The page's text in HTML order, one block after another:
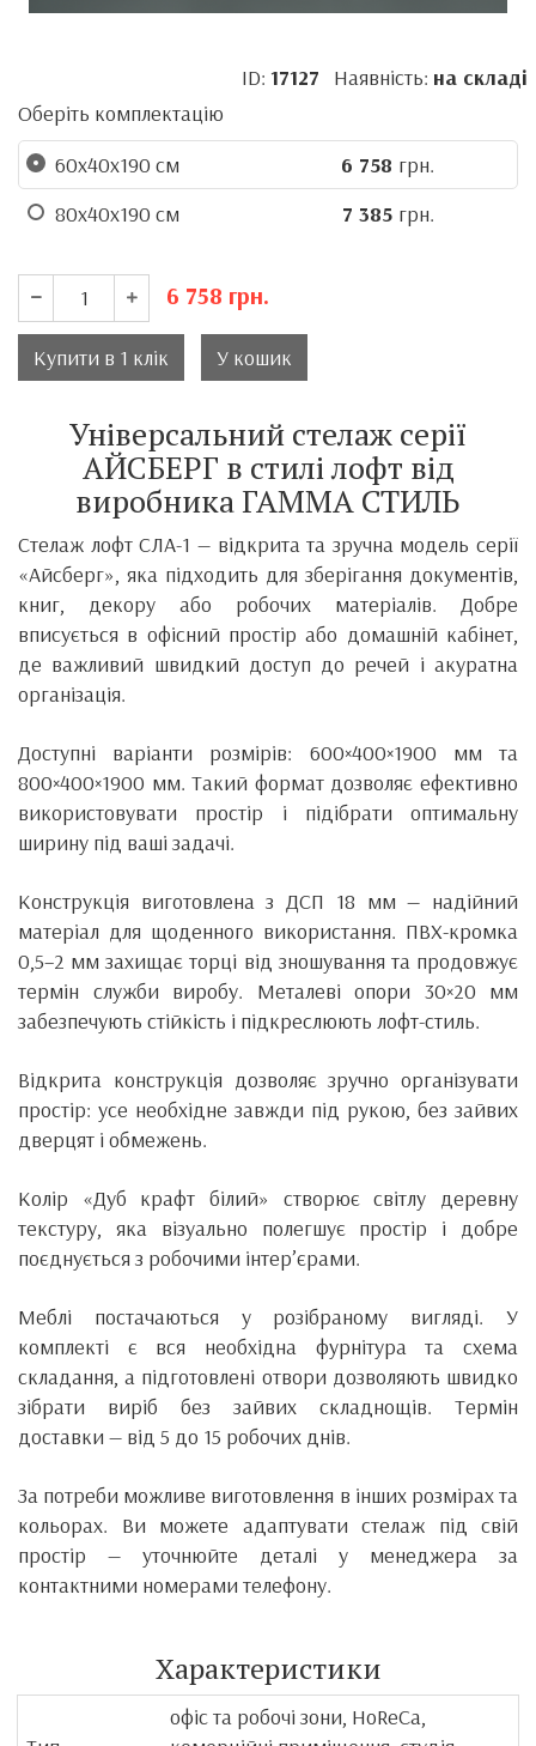
ID: 17127 Наявність: на складі
Оберіть комплектацію
60x40x190 см
6 758 грн.
80x40x190 см
7 385 грн.
6 758 грн.
Купити в 1 клік У кошик
Універсальний стелаж серії
АЙСБЕРГ в стилі лофт від
виробника ГАММА СТИЛЬ
Стелаж лофт СЛА-1 — відкрита та зручна модель серії
«Айсберг», яка підходить для зберігання документів,
книг, декору або робочих матеріалів. Добре
вписується в офісний простір або домашній кабінет,
де важливий швидкий доступ до речей і акуратна
організація.
Доступні варіанти розмірів: 600×400×1900 мм та
800×400×1900 мм. Такий формат дозволяє ефективно
використовувати простір і підібрати оптимальну
ширину під ваші задачі.
Конструкція виготовлена з ДСП 18 мм — надійний
матеріал для щоденного використання. ПВХ-кромка
0,5–2 мм захищає торці від зношування та продовжує
термін служби виробу. Металеві опори 30×20 мм
забезпечують стійкість і підкреслюють лофт-стиль.
Відкрита конструкція дозволяє зручно організувати
простір: усе необхідне завжди під рукою, без зайвих
дверцят і обмежень.
Колір «Дуб крафт білий» створює світлу деревну
текстуру, яка візуально полегшує простір і добре
поєднується з робочими інтер’єрами.
Меблі постачаються у розібраному вигляді. У
комплекті є вся необхідна фурнітура та схема
складання, а підготовлені отвори дозволяють швидко
зібрати виріб без зайвих складнощів. Термін
доставки — від 5 до 15 робочих днів.
За потреби можливе виготовлення в інших розмірах та
кольорах. Ви можете адаптувати стелаж під свій
простір — уточнюйте деталі у менеджера за
контактними номерами телефону.
Характеристики
офіс та робочі зони, HoReCa,